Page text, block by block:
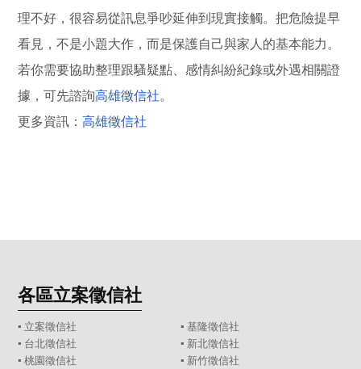
理不好，很容易從訊息爭吵延伸到現實接觸。把危險提早
看見，不是小題大作，而是保護自己與家人的基本能力。
若你需要協助整理跟騷疑點、感情糾紛紀錄或外遇相關證
據，可先諮詢高雄徵信社。
更多資訊：高雄徵信社
各區立案徵信社
▪ 立案徵信社 ▪ 基隆徵信社
▪ 台北徵信社 ▪ 新北徵信社
▪桃園徵信社 ▪ 新竹徵信社